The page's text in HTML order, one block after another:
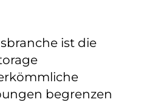
ist die
begrenzen